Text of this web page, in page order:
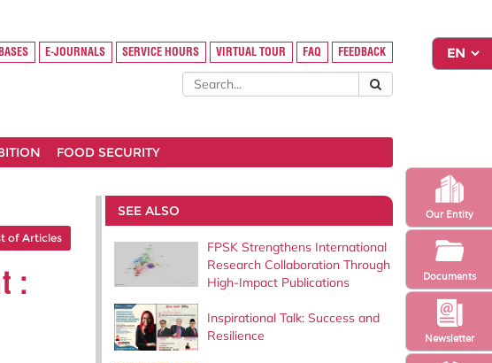
Newsletter
Our Entity
Documents
E-JOURNALS SERVICE HOURS VIRTUAL TOUR FAQ FEEDBACK
FOOD SECURITY
of Articles
:
SEE ALSO
FPSK Strengthens International
Research Collaboration Through
High-Impact Publications
Inspirational Talk: Success and
Resilience